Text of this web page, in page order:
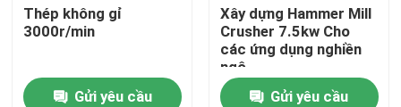
Kiểm soát chất lượng
Thép không gỉ
3000r/min
Gửi yêu cầu
Xây dựng Hammer Mill
Crusher 7.5kw Cho
các ứng dụng nghiền
ngô
Gửi yêu cầu